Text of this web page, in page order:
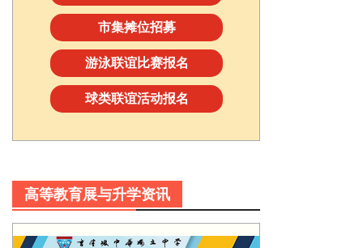
市集摊位招募
游泳联谊比赛报名
球类联谊活动报名
高等教育展与升学资讯